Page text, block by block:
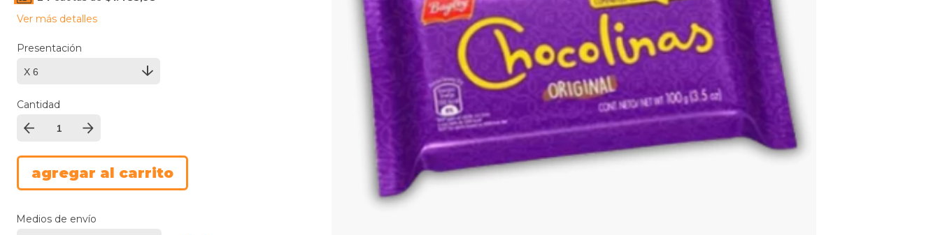
Ver más detalles
Presentación
Cantidad
Medios de envío